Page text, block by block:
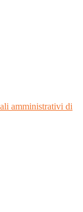
amministrativi di